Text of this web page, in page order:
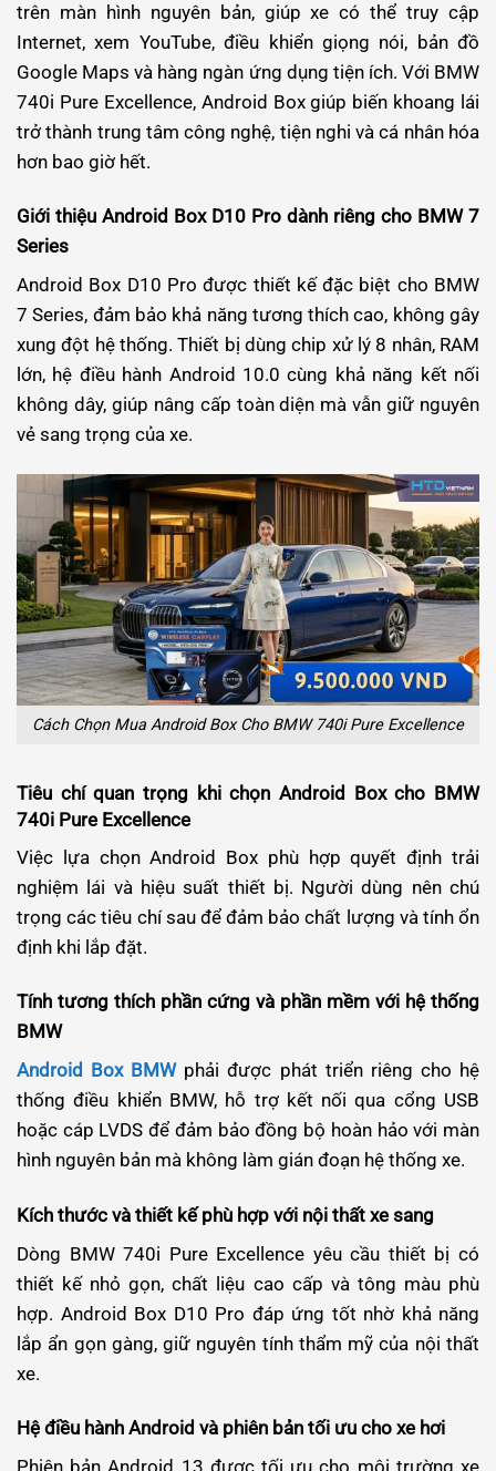
trên màn hình nguyên bản, giúp xe có thể truy cập
Internet, xem YouTube, điều khiển giọng nói, bản đồ
Google Maps và hàng ngàn ứng dụng tiện ích. Với BMW
740i Pure Excellence, Android Box giúp biến khoang lái
trở thành trung tâm công nghệ, tiện nghi và cá nhân hóa
hơn bao giờ hết.
Giới thiệu Android Box D10 Pro dành riêng cho BMW 7
Series
Android Box D10 Pro được thiết kế đặc biệt cho BMW
7 Series, đảm bảo khả năng tương thích cao, không gây
xung đột hệ thống. Thiết bị dùng chip xử lý 8 nhân, RAM
lớn, hệ điều hành Android 10.0 cùng khả năng kết nối
không dây, giúp nâng cấp toàn diện mà vẫn giữ nguyên
vẻ sang trọng của xe.
Cách Chọn Mua Android Box Cho BMW 740i Pure Excellence
Tiêu chí quan trọng khi chọn Android Box cho BMW
740i Pure Excellence
Việc lựa chọn Android Box phù hợp quyết định trải
nghiệm lái và hiệu suất thiết bị. Người dùng nên chú
trọng các tiêu chí sau để đảm bảo chất lượng và tính ổn
định khi lắp đặt.
Tính tương thích phần cứng và phần mềm với hệ thống
BMW
Android Box BMWphải được phát triển riêng cho hệ
thống điều khiển BMW, hỗ trợ kết nối qua cổng USB
hoặc cáp LVDS để đảm bảo đồng bộ hoàn hảo với màn
hình nguyên bản mà không làm gián đoạn hệ thống xe.
Kích thước và thiết kế phù hợp với nội thất xe sang
Dòng BMW 740i Pure Excellence yêu cầu thiết bị có
thiết kế nhỏ gọn, chất liệu cao cấp và tông màu phù
hợp. Android Box D10 Pro đáp ứng tốt nhờ khả năng
lắp ẩn gọn gàng, giữ nguyên tính thẩm mỹ của nội thất
xe.
Hệ điều hành Android và phiên bản tối ưu cho xe hơi
Phiên bản Android 13 được tối ưu cho môi trường xe